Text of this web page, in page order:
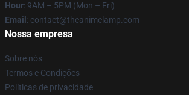
Hour: 9AM – 5PM (Mon – Fri)
Email : contact@theanimelamp.com
Nossa empresa
Sobre nós
Termos e Condições
Políticas de privacidade